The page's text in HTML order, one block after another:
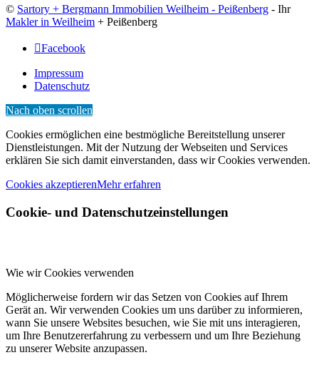
© Sartory + Bergmann Immobilien Weilheim - Peißenberg - Ihr
Makler in Weilheim + Peißenberg
Facebook
Impressum
Datenschutz
Nach oben scrollen
Cookies ermöglichen eine bestmögliche Bereitstellung unserer
Dienstleistungen. Mit der Nutzung der Webseiten und Services
erklären Sie sich damit einverstanden, dass wir Cookies verwenden.
Cookies akzeptierenMehr erfahren
Cookie- und Datenschutzeinstellungen
Wie wir Cookies verwenden
Möglicherweise fordern wir das Setzen von Cookies auf Ihrem
Gerät an. Wir verwenden Cookies um uns darüber zu informieren,
wann Sie unsere Websites besuchen, wie Sie mit uns interagieren,
um Ihre Benutzererfahrung zu verbessern und um Ihre Beziehung
zu unserer Website anzupassen.